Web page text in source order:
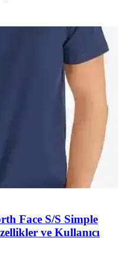
Face S/S Simple
ve Kullanıcı